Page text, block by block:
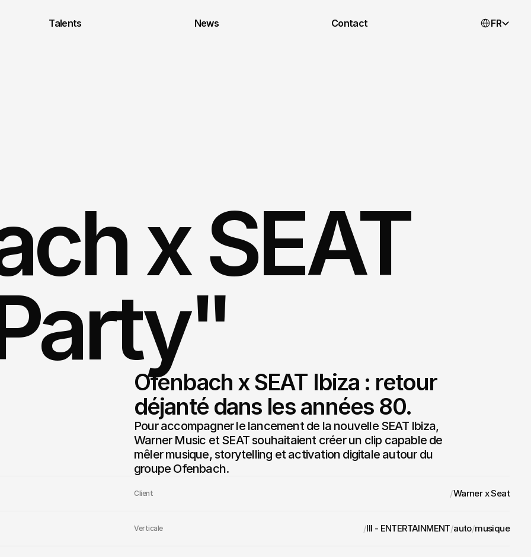
News
Talents Contact FR
x SEAT
Ofenbach x SEAT Ibiza : retour
déjanté dans les années 80.
Pour accompagner le lancement de la nouvelle SEAT Ibiza,
Warner Music et SEAT souhaitaient créer un clip capable de
mêler musique, storytelling et activation digitale autour du
groupe Ofenbach.
Client /Warner x Seat
Verticale /III - ENTERTAINMENT/auto/musique